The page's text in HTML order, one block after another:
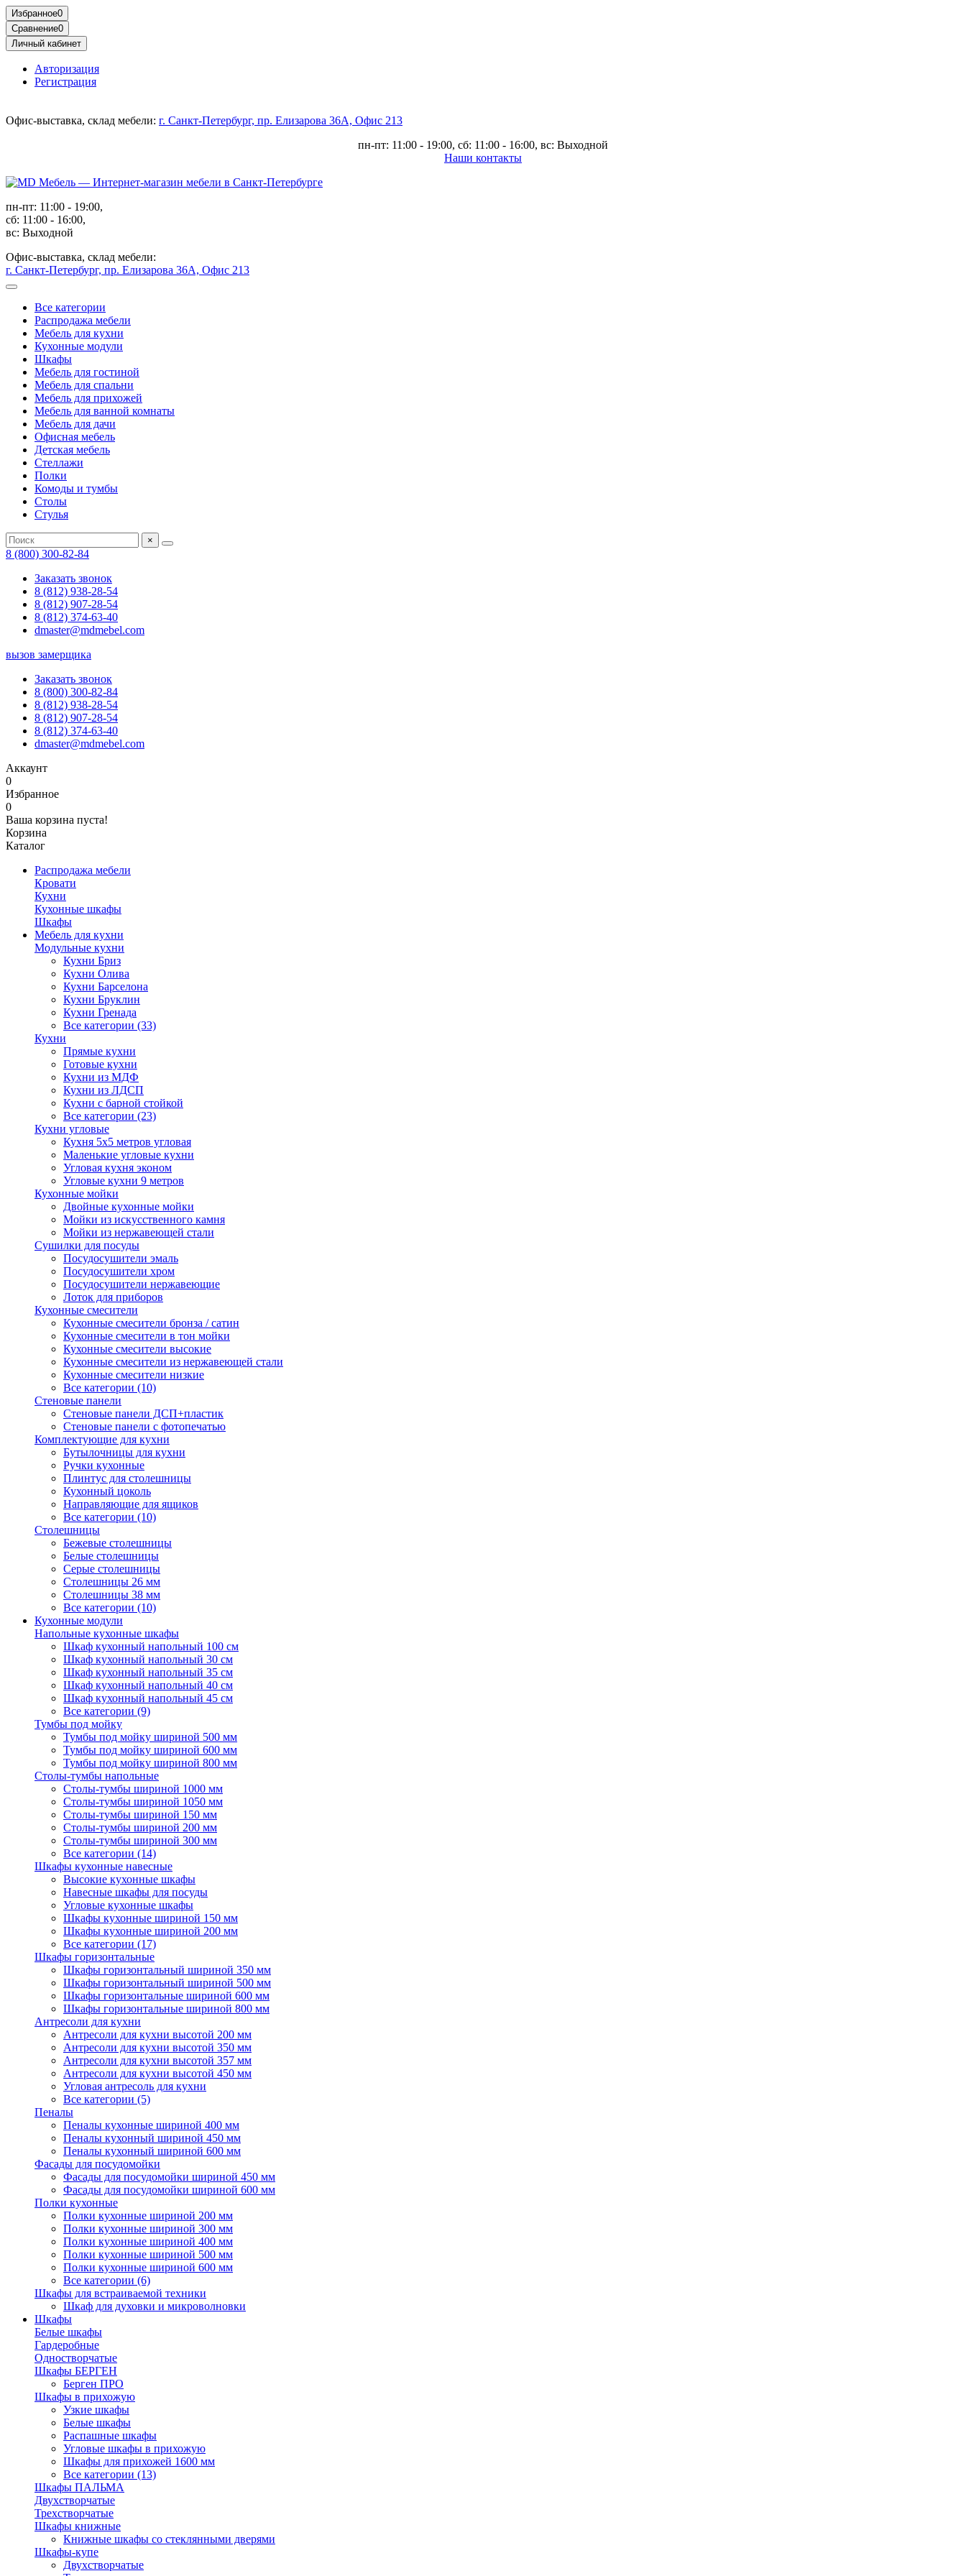
Избранное0
Сравнение0
Личный кабинет
Авторизация
Регистрация
Офис-выставка, склад мебели: г. Санкт-Петербург, пр. Елизарова 36А, Офис 213
пн-пт: 11:00 - 19:00, сб: 11:00 - 16:00, вс: Выходной
Наши контакты
пн-пт: 11:00 - 19:00,
сб: 11:00 - 16:00,
вс: Выходной
Офис-выставка, склад мебели:
г. Санкт-Петербург, пр. Елизарова 36А, Офис 213
Все категории
Распродажа мебели
Мебель для кухни
Кухонные модули
Шкафы
Мебель для гостиной
Мебель для спальни
Мебель для прихожей
Мебель для ванной комнаты
Мебель для дачи
Офисная мебель
Детская мебель
Стеллажи
Полки
Комоды и тумбы
Столы
Стулья
×
8 (800) 300-82-84
Заказать звонок
8 (812) 938-28-54
8 (812) 907-28-54
8 (812) 374-63-40
dmaster@mdmebel.com
вызов замерщика
Заказать звонок
8 (800) 300-82-84
8 (812) 938-28-54
8 (812) 907-28-54
8 (812) 374-63-40
dmaster@mdmebel.com
Аккаунт
0
Избранное
0
Ваша корзина пуста!
Корзина
Каталог
Распродажа мебели
Кровати
Кухни
Кухонные шкафы
Шкафы
Мебель для кухни
Модульные кухни
Кухни Бриз
Кухни Олива
Кухни Барселона
Кухни Бруклин
Кухни Гренада
Все категории (33)
Кухни
Прямые кухни
Готовые кухни
Кухни из МДФ
Кухни из ЛДСП
Кухни с барной стойкой
Все категории (23)
Кухни угловые
Кухня 5х5 метров угловая
Маленькие угловые кухни
Угловая кухня эконом
Угловые кухни 9 метров
Кухонные мойки
Двойные кухонные мойки
Мойки из искусственного камня
Мойки из нержавеющей стали
Сушилки для посуды
Посудосушители эмаль
Посудосушители хром
Посудосушители нержавеющие
Лоток для приборов
Кухонные смесители
Кухонные смесители бронза / сатин
Кухонные смесители в тон мойки
Кухонные смесители высокие
Кухонные смесители из нержавеющей стали
Кухонные смесители низкие
Все категории (10)
Стеновые панели
Стеновые панели ДСП+пластик
Стеновые панели с фотопечатью
Комплектующие для кухни
Бутылочницы для кухни
Ручки кухонные
Плинтус для столешницы
Кухонный цоколь
Направляющие для ящиков
Все категории (10)
Столешницы
Бежевые столешницы
Белые столешницы
Серые столешницы
Столешницы 26 мм
Столешницы 38 мм
Все категории (10)
Кухонные модули
Напольные кухонные шкафы
Шкаф кухонный напольный 100 см
Шкаф кухонный напольный 30 см
Шкаф кухонный напольный 35 см
Шкаф кухонный напольный 40 см
Шкаф кухонный напольный 45 см
Все категории (9)
Тумбы под мойку
Тумбы под мойку шириной 500 мм
Тумбы под мойку шириной 600 мм
Тумбы под мойку шириной 800 мм
Столы-тумбы напольные
Столы-тумбы шириной 1000 мм
Столы-тумбы шириной 1050 мм
Столы-тумбы шириной 150 мм
Столы-тумбы шириной 200 мм
Столы-тумбы шириной 300 мм
Все категории (14)
Шкафы кухонные навесные
Высокие кухонные шкафы
Навесные шкафы для посуды
Угловые кухонные шкафы
Шкафы кухонные шириной 150 мм
Шкафы кухонные шириной 200 мм
Все категории (17)
Шкафы горизонтальные
Шкафы горизонтальный шириной 350 мм
Шкафы горизонтальный шириной 500 мм
Шкафы горизонтальные шириной 600 мм
Шкафы горизонтальные шириной 800 мм
Антресоли для кухни
Антресоли для кухни высотой 200 мм
Антресоли для кухни высотой 350 мм
Антресоли для кухни высотой 357 мм
Антресоли для кухни высотой 450 мм
Угловая антресоль для кухни
Все категории (5)
Пеналы
Пеналы кухонные шириной 400 мм
Пеналы кухонный шириной 450 мм
Пеналы кухонный шириной 600 мм
Фасады для посудомойки
Фасады для посудомойки шириной 450 мм
Фасады для посудомойки шириной 600 мм
Полки кухонные
Полки кухонные шириной 200 мм
Полки кухонные шириной 300 мм
Полки кухонные шириной 400 мм
Полки кухонные шириной 500 мм
Полки кухонные шириной 600 мм
Все категории (6)
Шкафы для встраиваемой техники
Шкаф для духовки и микроволновки
Шкафы
Белые шкафы
Гардеробные
Одностворчатые
Шкафы БЕРГЕН
Берген ПРО
Шкафы в прихожую
Узкие шкафы
Белые шкафы
Распашные шкафы
Угловые шкафы в прихожую
Шкафы для прихожей 1600 мм
Все категории (13)
Шкафы ПАЛЬМА
Двухстворчатые
Трехстворчатые
Шкафы книжные
Книжные шкафы со стеклянными дверями
Шкафы-купе
Двухстворчатые